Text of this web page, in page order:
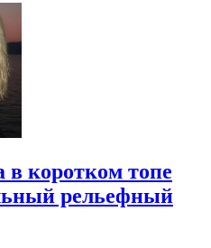
в коротком топе
рельефный